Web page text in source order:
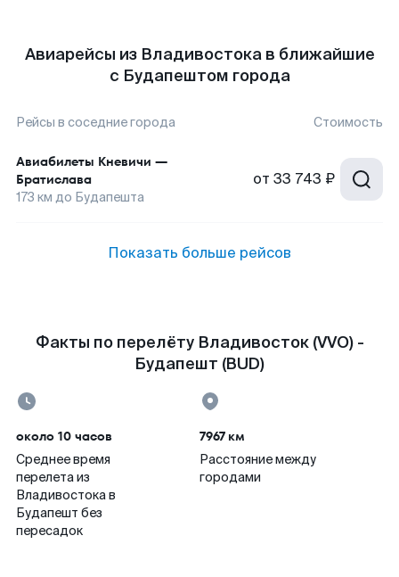
Авиарейсы из Владивостока в ближайшие
с Будапештом города
Рейсы в соседние города Стоимость
Авиабилеты Кневичи —
Братислава
173 км до Будапешта
от 33 743 ₽
Показать больше рейсов
Факты по перелёту Владивосток (VVO) -
Будапешт (BUD)
около 10 часов
Среднее время
перелета из
Владивостока в
Будапешт без
пересадок
7967 км
Расстояние между
городами